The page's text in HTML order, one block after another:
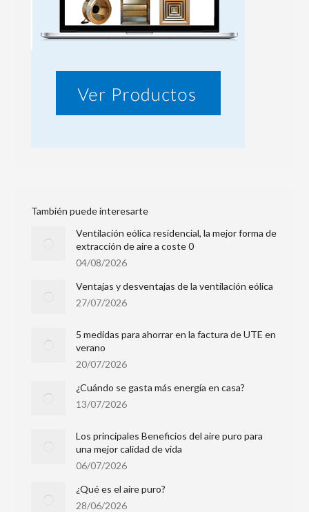
También puede interesarte
Ventilación eólica residencial, la mejor forma de
extracción de aire a coste 0
04/08/2026
Ventajas y desventajas de la ventilación eólica
27/07/2026
5 medidas para ahorrar en la factura de UTE en
verano
20/07/2026
¿Cuándo se gasta más energía en casa?
13/07/2026
Los principales Beneficios del aire puro para
una mejor calidad de vida
06/07/2026
¿Qué es el aire puro?
28/06/2026